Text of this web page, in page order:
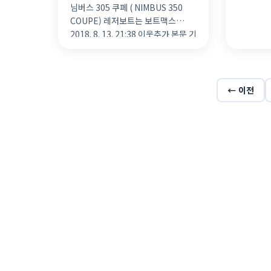
님버스 305 쿠페 ( NIMBUS 350
COUPE) 레저보트는 보트맥스
2018. 8. 13. 21:38 이웃추가 본문 기
← 이전